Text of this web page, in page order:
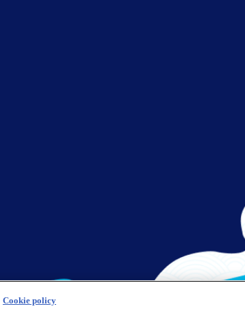
Cookie policy